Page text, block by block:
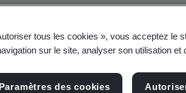
tous les cookies », vous acceptez le
sur le site, analyser son utilisation
Paramètres des cookies